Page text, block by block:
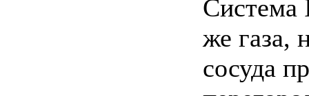
Система
же газа,
сосуда